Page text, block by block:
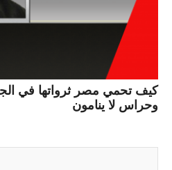
كيف تحمي مصر ثرواتها في
وحراس لا ينامون